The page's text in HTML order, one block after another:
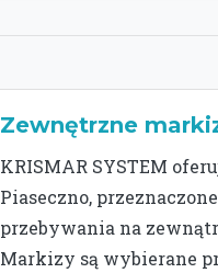
Zewnętrzne
KRISMAR SYSTEM
Piaseczno,
przebywania na
Markizy są wybierane